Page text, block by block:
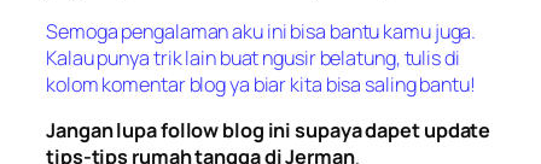
Semoga pengalaman aku ini bisa bantu kamu juga.
Kalau punya trik lain buat ngusir belatung, tulis di
kolom komentar blog ya biar kita bisa saling bantu!
Jangan lupa follow blog ini supaya dapet update
tips-tips rumah tangga di Jerman.